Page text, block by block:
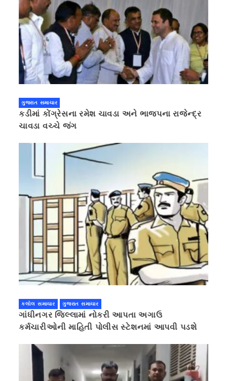
ગુજરાત સમાચાર
કડીમાં કોંગ્રેસના રમેશ ચાવડા અને ભાજપના રાજેન્દ્ર
ચાવડા વચ્ચે જંગ
કલોલ સમાચાર ગુજરાત સમાચાર
ગાંધીનગર જિલ્લામાં નોકરી આપતા અગાઉ
કર્મચારીઓની માહિતી પોલીસ સ્ટેશનમાં આપવી પડશે